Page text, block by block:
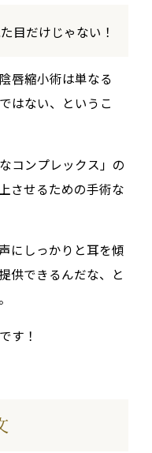
目だけじゃない！
唇縮小術は単なる
はない、というこ
コンプレックス」の
させるための手術な
にしっかりと耳を傾
供できるんだな、と
す！